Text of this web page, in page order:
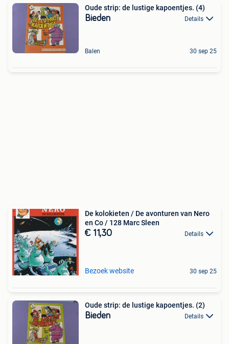
Oude strip: de lustige kapoentjes. (4)
Bieden Details
Balen 30 sep 25
De kolokieten / De avonturen van Nero
en Co / 128 Marc Sleen
€ 11,30 Details
Bezoek website 30 sep 25
Oude strip: de lustige kapoentjes. (2)
Bieden Details